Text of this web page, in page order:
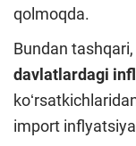
qolmoqda.
Bundan
davlatlardagi
import